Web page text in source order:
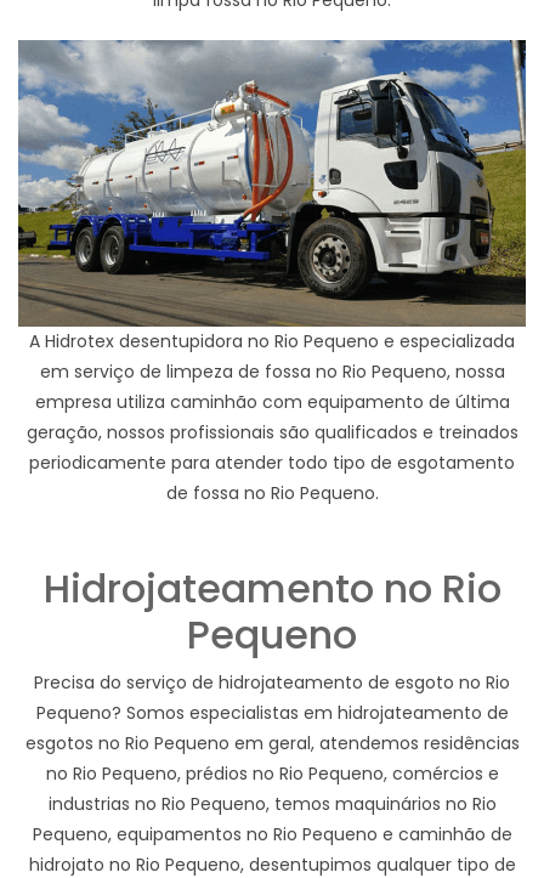
A Hidrotex desentupidora no Rio Pequeno e especializada
em serviço de limpeza de fossa no Rio Pequeno, nossa
empresa utiliza caminhão com equipamento de última
geração, nossos profissionais são qualificados e treinados
periodicamente para atender todo tipo de esgotamento
de fossa no Rio Pequeno.
Hidrojateamento no Rio
Pequeno
Precisa do serviço de hidrojateamento de esgoto no Rio
Pequeno? Somos especialistas em hidrojateamento de
esgotos no Rio Pequeno em geral, atendemos residências
no Rio Pequeno, prédios no Rio Pequeno, comércios e
industrias no Rio Pequeno, temos maquinários no Rio
Pequeno, equipamentos no Rio Pequeno e caminhão de
hidrojato no Rio Pequeno, desentupimos qualquer tipo de